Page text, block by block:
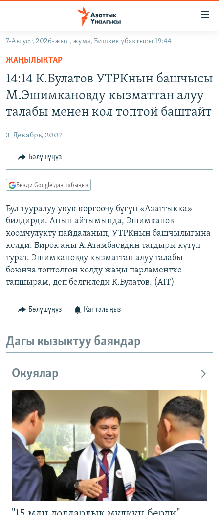
Навигацияга
өтүңүз
салыңызКЫРГЫЗСТАН
САЯСАТ
МАДАНИЯТ
ДҮЙНӨ
УКРАИНА
ТВ ПРОГРАММАЛАР
БҮГҮН АЗАТТЫКТА
ДАНИСТЕ
АЗАТТЫК+
ПОДКАСТ
ОНЛАЙН ШЕРИНЕ
7-Август, 2026-жыл, жума, Бишкек убактысы 19:44
ЖАҢЫЛЫКТАР
14:14 К.Булатов УТРКнын башчысы
М.Эшимкановду кызматтан алуу
талабы менен кол топтой баштайт
3-Декабрь, 2007
Бөлүшүңүз
Бизди Google'дан табыңыз
Бул тууралуу укук коргоочу бүгүн «Азаттыкка»
билдирди. Анын айтымында, Эшимканов
коомчулукту пайдаланып, УТРКнын башчылыгына
келди. Бирок аны А.Атамбаевдин тагдыры күтүп
турат. Эшимкановду кызматтан алуу талабы
боюнча топтолгон колду жаңы парламентке
тапшырам, деп белгиледи К.Булатов. (AiT)
Бөлүшүңүз Катталыңыз
Дагы кызыктуу баяндар
Окуялар